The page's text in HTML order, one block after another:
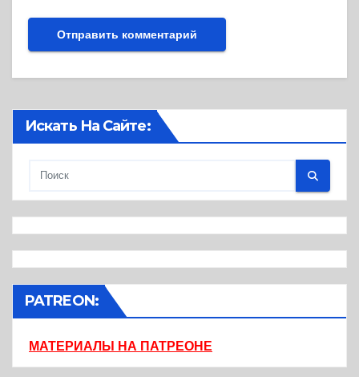
Искать На Сайте:
PATREON:
МАТЕРИАЛЫ НА ПАТРЕОНЕ